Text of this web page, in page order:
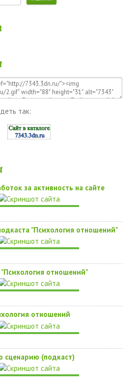
так:
за активность на сайте
"Психология отношений"
отношений"
отношений
сценарию (подкаст)